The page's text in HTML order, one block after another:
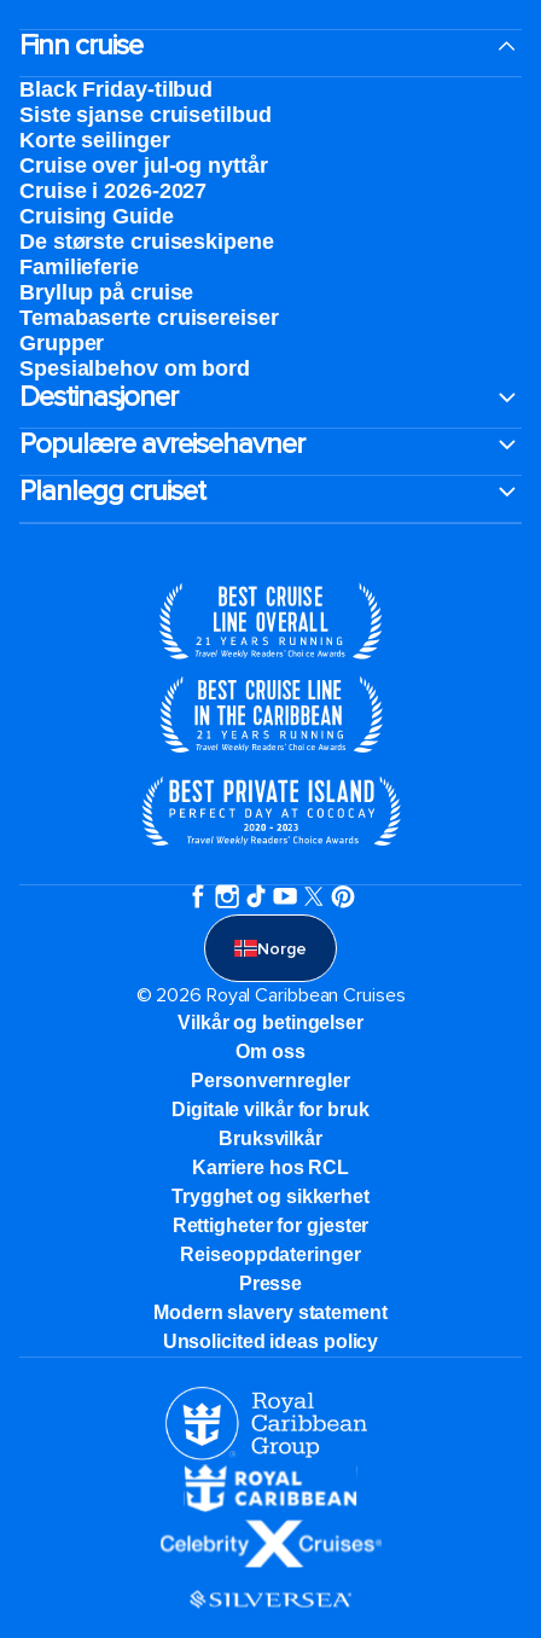
Finn cruise
Black Friday-tilbud
Siste sjanse cruisetilbud
Korte seilinger
Cruise over jul-og nyttår
Cruise i 2026-2027
Cruising Guide
De største cruiseskipene
Familieferie
Bryllup på cruise
Temabaserte cruisereiser
Grupper
Spesialbehov om bord
Destinasjoner
Populære avreisehavner
Planlegg cruiset
Norge
© 2026 Royal Caribbean Cruises
Vilkår og betingelser
Om oss
Personvernregler
Digitale vilkår for bruk
Bruksvilkår
Karriere hos RCL
Trygghet og sikkerhet​
Rettigheter for gjester
Reiseoppdateringer
Presse
Modern slavery statement
Unsolicited ideas policy